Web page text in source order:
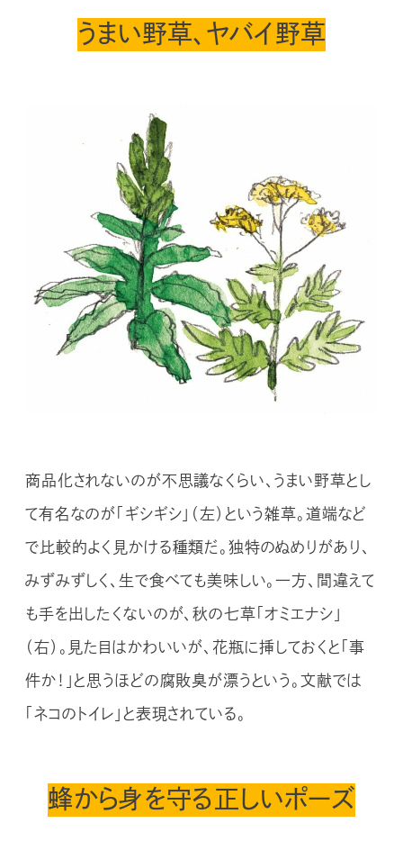
うまい野草、ヤバイ野草
商品化されないのが不思議なくらい、うまい野草とし
て有名なのが「ギシギシ」（左）という雑草。道端など
で比較的よく見かける種類だ。独特のぬめりがあり、
みずみずしく、生で食べても美味しい。一方、間違えて
も手を出したくないのが、秋の七草「オミエナシ」
（右）。見た目はかわいいが、花瓶に挿しておくと「事
件か！」と思うほどの腐敗臭が漂うという。文献では
「ネコのトイレ」と表現されている。
蜂から身を守る正しいポーズ